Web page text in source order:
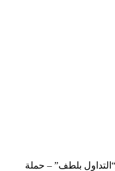
“التداول بلطف” – حملة